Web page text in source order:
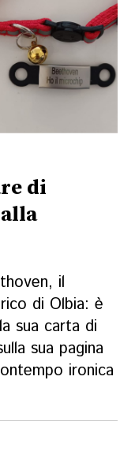
di
il
di Olbia: è
sua carta di
sua pagina
ironica